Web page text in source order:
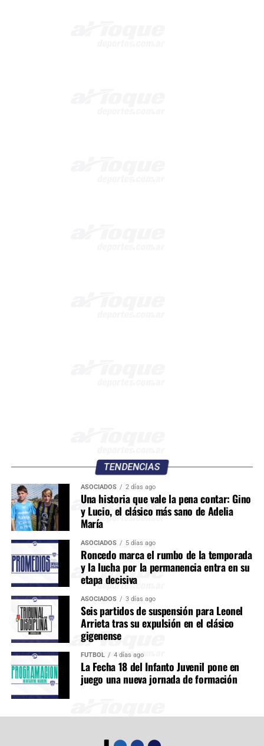
TENDENCIAS
ASOCIADOS 2 días ago
Una historia que vale la pena contar: Gino
y Lucio, el clásico más sano de Adelia
María
ASOCIADOS 5 días ago
Roncedo marca el rumbo de la temporada
y la lucha por la permanencia entra en su
etapa decisiva
ASOCIADOS 3 días ago
Seis partidos de suspensión para Leonel
Arrieta tras su expulsión en el clásico
gigenense
FÚTBOL 4 días ago
La Fecha 18 del Infanto Juvenil pone en
juego una nueva jornada de formación